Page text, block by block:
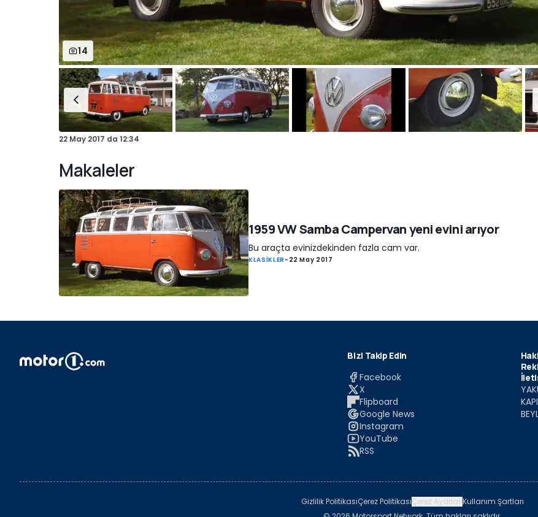
14
22 May 2017 da 12:34
Makaleler
1959 VW Samba Campervan yeni evini arıyor
Bu araçta evinizdekinden fazla cam var.
KLASİKLER - 22 May 2017
Bizi Takip Edin
Facebook
X
Flipboard
Google News
Instagram
YouTube
RSS
Gizlilik PolitikasıÇerez PolitikasıÇerez AyarlarıKullanım Şartları